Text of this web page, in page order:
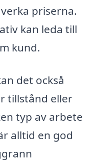
priserna.
kan leda till
kund.
det också
tillstånd eller
typ av arbete
alltid en god